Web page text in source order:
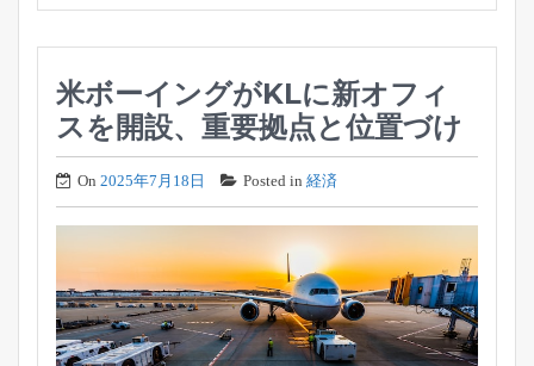
米ボーイングがKLに新オフィ
スを開設、重要拠点と位置づけ
On 2025年7月18日 Posted in 経済